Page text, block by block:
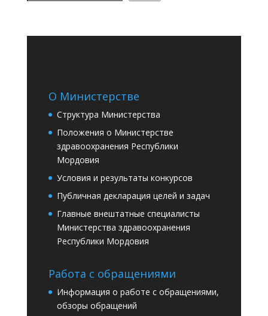
О Министерстве
Структура Министерства
Положения о Министерстве
здравоохранения Республики
Мордовия
Условия и результаты конкурсов
Публичная декларация целей и задач
Главные внештатные специалисты
Министерства здравоохранения
Республики Мордовия
Работа с обращениями
Информация о работе с обращениями,
обзоры обращений